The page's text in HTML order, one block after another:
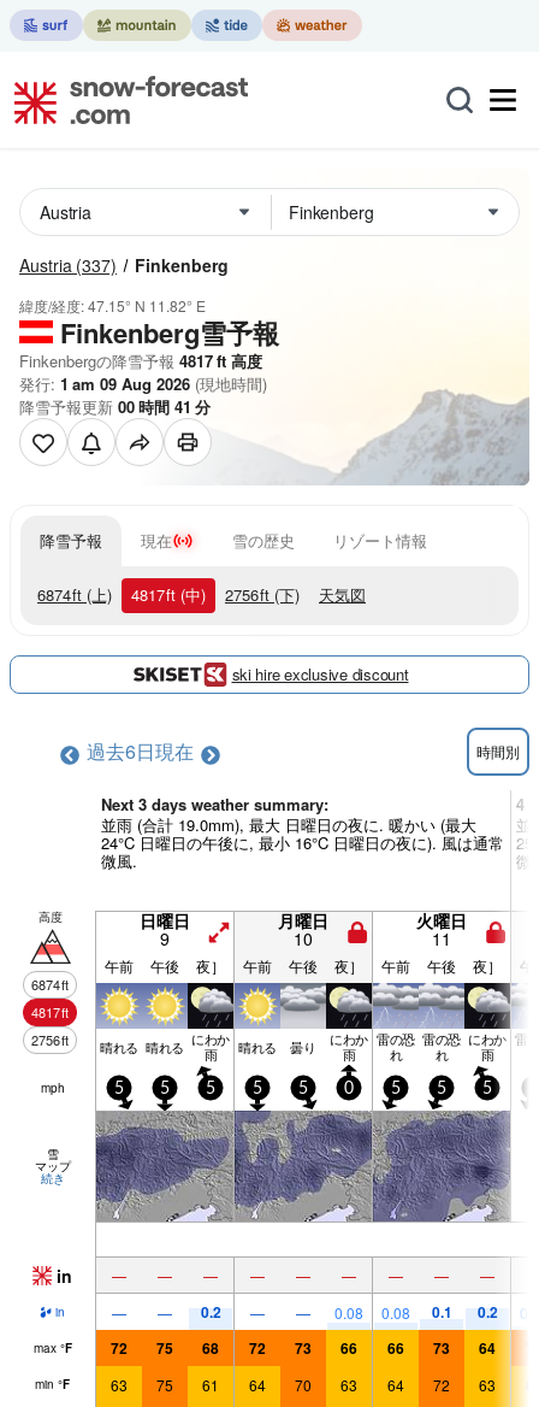
Austria (337) Finkenberg
緯度/経度:47.15° N 11.82° E
Finkenberg雪予報
Finkenbergの降雪予報 4817ft 高度
発行: 1 am 09 Aug 2026 (現地時間)
降雪予報更新 00時間 41 分
降雪予報 現在 雪の歴史 リゾート情報
6874ft (上) 4817ft (中) 2756ft (下) 天気図
ski hire exclusive discount
過去6日現在 時間別
Next 3 days weather summary:
並雨 (合計 19.0mm), 最大 日曜日の夜に. 暖かい (最大
24°C 日曜日の午後に, 最小 16°C 日曜日の夜に). 風は通常
微風.
4 -
並
微
高度
6874ft
4817ft
2756ft
日曜日
9
月曜日
10
火曜日
11
午前 午後 夜］ 午前 午後 夜］ 午前 午後 夜］ 午
晴れる 晴れる にわか
雨 晴れる 曇り にわか
雨
雷の恐
れ
雷の恐
れ
にわか
雨
雷
mph 5 5 5 5 5 0 5 5 5
雪
マップ
続き
in — — — — — — — — —
in — — 0.2 — — 0.08 0.08 0.1 0.2
max °F 72 75 68 72 73 66 66 73 64
min °F 63 75 61 64 70 63 64 72 63